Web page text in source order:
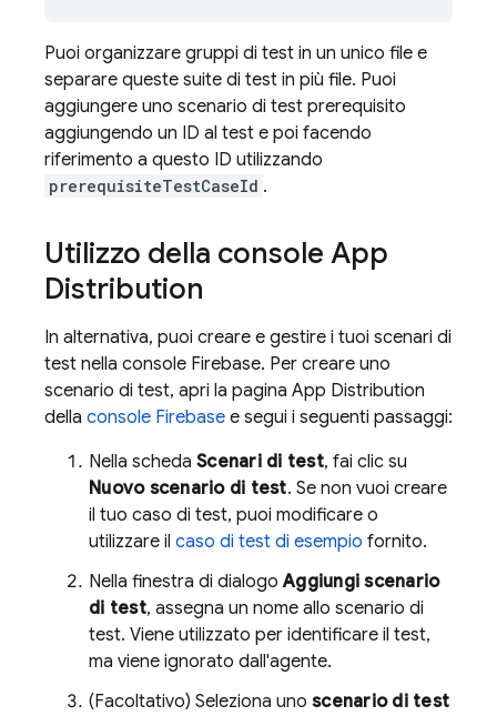
Puoi organizzare gruppi di test in un unico file e
separare queste suite di test in più file. Puoi
aggiungere uno scenario di test prerequisito
aggiungendo un ID al test e poi facendo
riferimento a questo ID utilizzando
prerequisiteTestCaseId .
Utilizzo della console App
Distribution
In alternativa, puoi creare e gestire i tuoi scenari di
test nella console Firebase. Per creare uno
scenario di test, apri la pagina App Distribution
della console Firebase e segui i seguenti passaggi:
Nella scheda Scenari di test, fai clic su
Nuovo scenario di test. Se non vuoi creare
il tuo caso di test, puoi modificare o
utilizzare il caso di test di esempio fornito.
Nella finestra di dialogoAggiungi scenario
di test, assegna un nome allo scenario di
test. Viene utilizzato per identificare il test,
ma viene ignorato dall'agente.
(Facoltativo) Seleziona uno scenario di test